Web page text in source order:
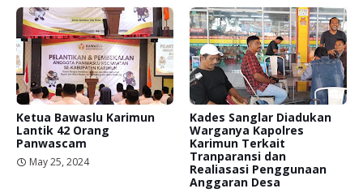
Ketua Bawaslu Karimun
Lantik 42 Orang
Panwascam
May 25, 2024
Kades Sanglar Diadukan
Warganya Kapolres
Karimun Terkait
Tranparansi dan
Realiasasi Penggunaan
Anggaran Desa